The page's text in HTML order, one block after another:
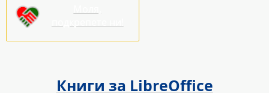
Книги за LibreOffice